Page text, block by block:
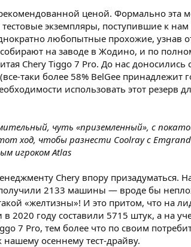
ценой. Формально эта
экземпляры, поступившие к
любопытные прохожие, узнав
на заводе в Жодино, и по
Chery Tiggo 7 Pro. До нас доносились
таки более 58% BelGee принадлежит
использовать этот резерв
чуть «приземленный», с
ход, чтобы разнести Coolray с
игроком Atlas
Chery впору призадуматься.
2133 машины — вроде бы
«желтизны»! И это притом, что на
году составили 5715 штук, а на
7 Pro, тем более что по своим
осеннему тест-драйву.